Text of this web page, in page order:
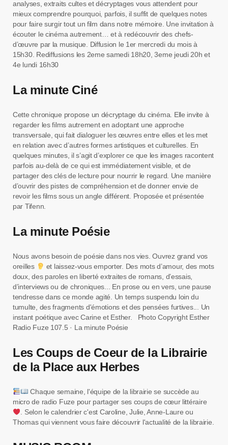
analyses, extraits cultes et décryptages vous attendent pour
mieux comprendre pourquoi, parfois, il suffit de quelques notes
pour faire surgir tout un film dans notre mémoire. Une invitation à
écouter le cinéma autrement… et à redécouvrir des chefs-
d’œuvre par la musique. Diffusion le 1er mercredi du mois à
15h30. Rediffusions les 2eme samedi 18h20, 3eme jeudi 20h et
4e lundi 16h30
La minute Ciné
Cette chronique propose un décryptage du cinéma. Elle invite à
regarder les films autrement en adoptant une approche
transversale, qui fait dialoguer les œuvres entre elles et les met
en relation avec d’autres formes artistiques et culturelles. En
quelques minutes, il s’agit d’explorer ce que les images racontent
parfois au-delà de ce qui est immédiatement visible, et de
partager des clés de lecture pour nourrir le regard. Une manière
d’ouvrir des pistes de compréhension et de donner envie de
revoir les films sous un angle différent. Proposée et présentée
par Tifenn.
La minute Poésie
Nous avons besoin de poésie dans nos vies. Ouvrez grand vos
oreilles
et laissez-vous emporter. Des mots d’amour, des mots
doux, des paroles en liberté extraites de romans, d’essais,
d’interviews ou de chroniques... En prose ou en vers, une pause
tendresse dans ce monde agité. Un temps suspendu loin du
tumulte, des fragments d'émotions et des pensées furtives... Un
instant poétique avec Carine et Esther. Photo Copyright Esther
Radio Fuze 107.5 · La minute Poésie
Les Coups de Coeur de la Librairie
de la Place aux Herbes
Chaque semaine, l'équipe de la librairie se succède au
micro de radio Fuze pour partager ses coups de cœur littéraire
. Selon le calendrier c'est Caroline, Julie, Anne-Laure ou
Thomas qui viennent vous faire découvrir l'actualité de la librairie.